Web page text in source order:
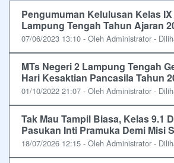
Pengumuman Kelulusan Kelas IX
Lampung Tengah Tahun Ajaran
07/06/2023 13:10 - Oleh Administrator -
MTs Negeri 2 Lampung Tengah
Hari Kesaktian Pancasila Tahun
01/10/2022 21:07 - Oleh Administrator -
Tak Mau Tampil Biasa, Kelas 9.1
Pasukan Inti Pramuka Demi Misi
18/07/2026 12:15 - Oleh Administrator -